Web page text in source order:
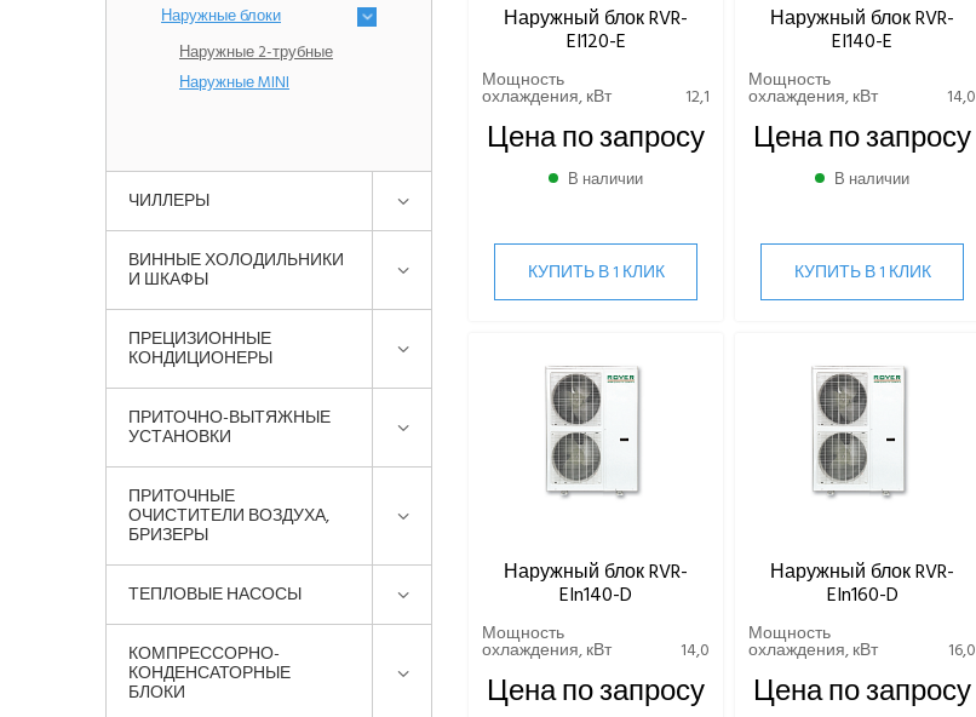
Наружные блоки
Наружные 2-трубные
Наружные MINI
ЧИЛЛЕРЫ
ВИННЫЕ ХОЛОДИЛЬНИКИ
И ШКАФЫ
ПРЕЦИЗИОННЫЕ
КОНДИЦИОНЕРЫ
ПРИТОЧНО-ВЫТЯЖНЫЕ
УСТАНОВКИ
ПРИТОЧНЫЕ
ОЧИСТИТЕЛИ ВОЗДУХА,
БРИЗЕРЫ
ТЕПЛОВЫЕ НАСОСЫ
КОМПРЕССОРНО-
КОНДЕНСАТОРНЫЕ
БЛОКИ
Наружный блок RVR-
EI120-E
Мощность
охлаждения, кВт 12,1
Цена по запросу
В наличии
КУПИТЬ В 1 КЛИК
Наружный блок RVR-
EI140-E
Мощность
охлаждения, кВт 14,0
Цена по запросу
В наличии
КУПИТЬ В 1 КЛИК
Наружный блок RVR-
EIn140-D
Мощность
охлаждения, кВт 14,0
Цена по запросу
Наружный блок RVR-
EIn160-D
Мощность
охлаждения, кВт 16,0
Цена по запросу